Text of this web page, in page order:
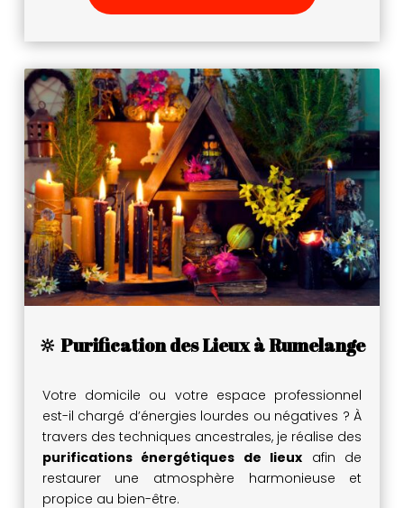
🔆 Purification des Lieux à Rumelange
Votre domicile ou votre espace professionnel
est-il chargé d’énergies lourdes ou négatives ? À
travers des techniques ancestrales, je réalise des
purifications énergétiques de lieux afin de
restaurer une atmosphère harmonieuse et
propice au bien-être.